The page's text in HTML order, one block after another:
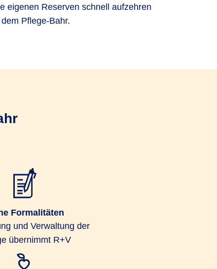
eigenen Reserven schnell aufzehren
Pflege-Bahr.
Formalitäten
und Verwaltung der
übernimmt R+V